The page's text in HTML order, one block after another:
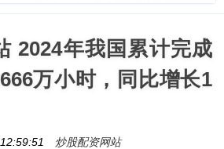
2024年我国累计完成
万小时，同比增长1
炒股配资网站